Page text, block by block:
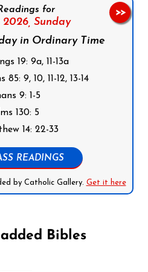
for
Sunday
in Ordinary Time
19: 9a, 11-13a
85: 9, 10, 11-12, 13-14
9: 1-5
130: 5
14: 22-33
READINGS
by Catholic Gallery. Get it here
>>
Bibles